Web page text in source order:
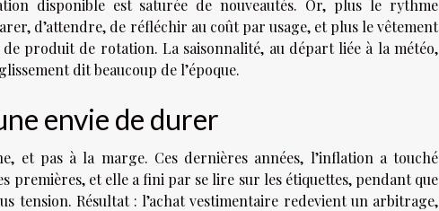
disponible est saturée de nouveautés. Or, plus le rythme
d’attendre, de réfléchir au coût par usage, et plus le vêtement
produit de rotation. La saisonnalité, au départ liée à la météo,
dit beaucoup de l’époque.
envie de durer
et pas à la marge. Ces dernières années, l’inflation a touché
premières, et elle a fini par se lire sur les étiquettes, pendant que
tension. Résultat : l’achat vestimentaire redevient un arbitrage,